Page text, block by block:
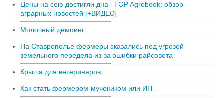
Цены на сою достигли дна | TOP Agrobook: обзор
аграрных новостей [+ВИДЕО]
Молочный демпинг
На Ставрополье фермеры оказались под угрозой
земельного передела из-за ошибки райсовета
Крыша для ветеринаров
Как стать фермером-мучеником или ИП